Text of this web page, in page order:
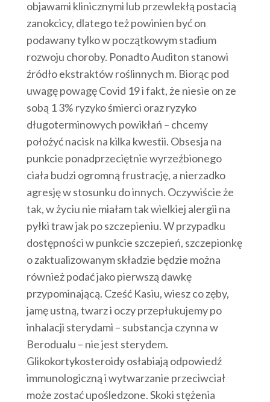
objawami klinicznymi lub przewlekłą postacią
zanokcicy, dlatego też powinien być on
podawany tylko w początkowym stadium
rozwoju choroby. Ponadto Auditon stanowi
źródło ekstraktów roślinnych m. Biorąc pod
uwagę powagę Covid 19 i fakt, że niesie on ze
sobą 1 3% ryzyko śmierci oraz ryzyko
długoterminowych powikłań – chcemy
położyć nacisk na kilka kwestii. Obsesja na
punkcie ponadprzeciętnie wyrzeźbionego
ciała budzi ogromną frustrację, a nierzadko
agresję w stosunku do innych. Oczywiście że
tak, w życiu nie miałam tak wielkiej alergii na
pyłki traw jak po szczepieniu. W przypadku
dostępności w punkcie szczepień, szczepionkę
o zaktualizowanym składzie będzie można
również podać jako pierwszą dawkę
przypominającą. Cześć Kasiu, wiesz co zęby,
jamę ustną, twarz i oczy przepłukujemy po
inhalacji sterydami – substancja czynna w
Berodualu – nie jest sterydem.
Glikokortykosteroidy osłabiają odpowiedź
immunologiczną i wytwarzanie przeciwciał
może zostać upośledzone. Skoki stężenia